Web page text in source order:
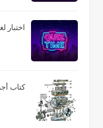
اختبار
كتاب